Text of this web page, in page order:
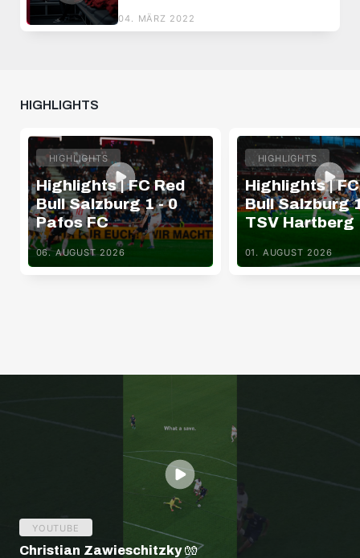
04. MÄRZ 2022
HIGHLIGHTS
HIGHLIGHTS
Highlights | FC Red
Bull Salzburg 1 - 0
Pafos FC
06. AUGUST 2026
HIGHLIGHTS
Highlights |
Bull Salzburg
TSV Hartberg
01. AUGUST 2026
YOUTUBE
Christian Zawieschitzky 🧤